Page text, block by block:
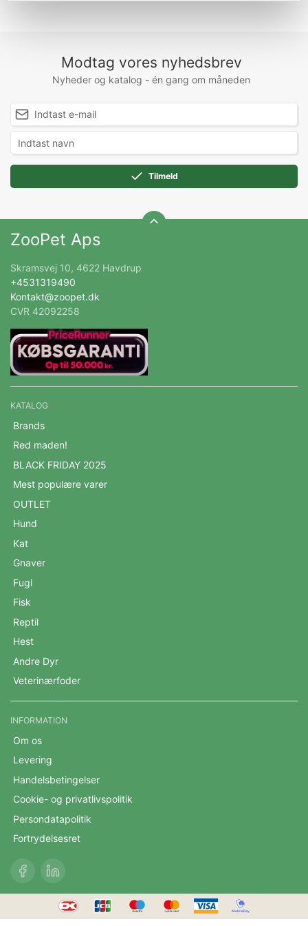
Modtag vores nyhedsbrev
Nyheder og katalog - én gang om måneden
Tilmeld
ZooPet Aps
Skramsvej 10, 4622 Havdrup
+4531319490
Kontakt@zoopet.dk
CVR 42092258
KATALOG
Brands
Red maden!
BLACK FRIDAY 2025
Mest populære varer
OUTLET
Hund
Kat
Gnaver
Fugl
Fisk
Reptil
Hest
Andre Dyr
Veterinærfoder
INFORMATION
Om os
Levering
Handelsbetingelser
Cookie- og privatlivspolitik
Persondatapolitik
Fortrydelsesret